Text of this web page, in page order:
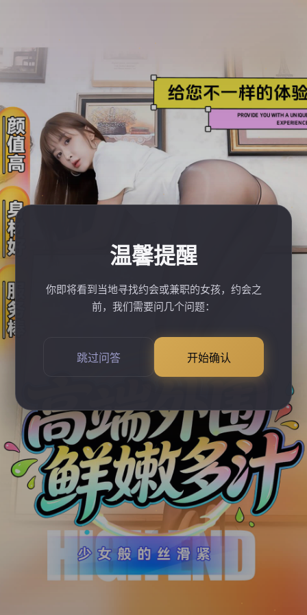
温馨提醒
你即将看到当地寻找约会或兼职的女孩，约会之
前，我们需要问几个问题：
跳过问答 开始确认